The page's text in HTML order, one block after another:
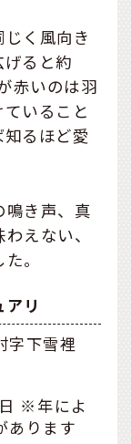
く風向き
ると約
赤いのは羽
いること
るほど愛
鳴き声、真
えない、
。
リ
字下雪裡
※年によ
あります